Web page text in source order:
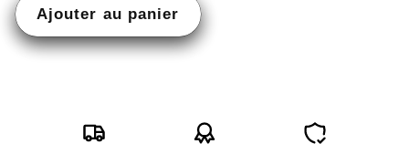
Ajouter au panier